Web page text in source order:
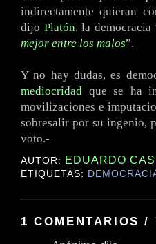
indirectamente quieran
dijo Platón, la democracia
mejor entre los malos”.
Y no hay dudas, es
mediocridad que se ha
movilizaciones e
sobresalir por su ingenio,
voto.-
AUTOR: EDUARDO
ETIQUETAS:
1 COMENTARIOS /